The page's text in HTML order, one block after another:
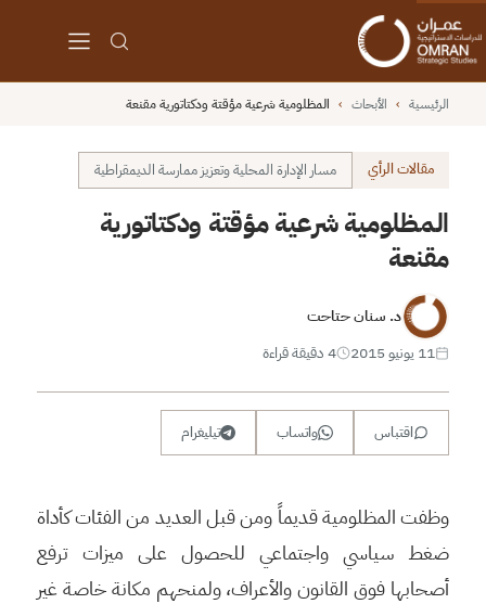
الرئيسية › الأبحاث › المظلومية شرعية مؤقتة ودكتاتورية مقنعة
مقالات الرأي مسار الإدارة المحلية وتعزيز ممارسة الديمقراطية
المظلومية شرعية مؤقتة ودكتاتورية
مقنعة
د. سنان حتاحت
11 يونيو 2015
4 دقيقة قراءة
اقتباس واتساب تيليغرام
وظفت المظلومية قديماً ومن قبل العديد من الفئات كأداة
ضغط سياسي واجتماعي للحصول على ميزات ترفع
أصحابها فوق القانون والأعراف، ولمنحهم مكانة خاصة غير